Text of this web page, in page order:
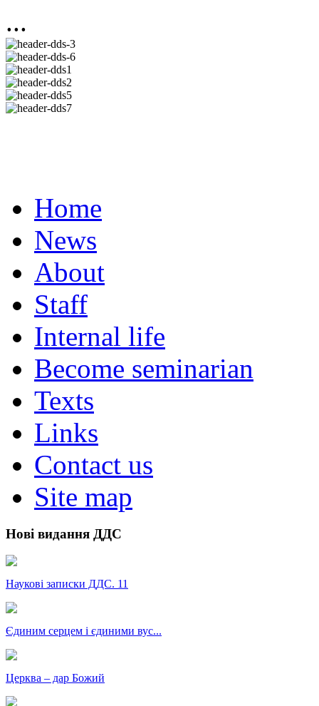
...
Home
News
About
Staff
Internal life
Become seminarian
Texts
Links
Contact us
Site map
Нові видання ДДС
Наукові записки ДДС. 11
Єдиним серцем і єдиними вус...
Церква – дар Божий